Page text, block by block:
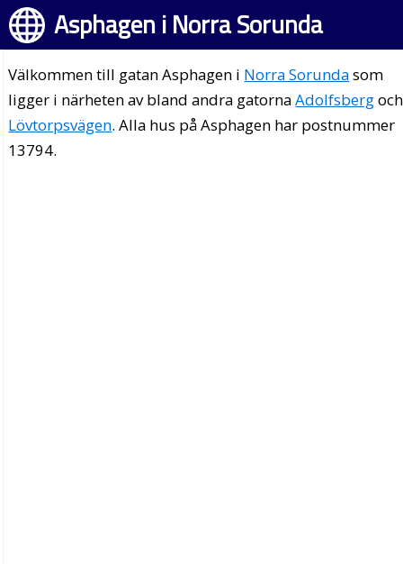
Asphagen i Norra Sorunda
Välkommen till gatan Asphagen i Norra Sorundasom
ligger i närheten av bland andra gatornaAdolfsbergoch
Lövtorpsvägen. Alla hus på Asphagen har postnummer
13794.